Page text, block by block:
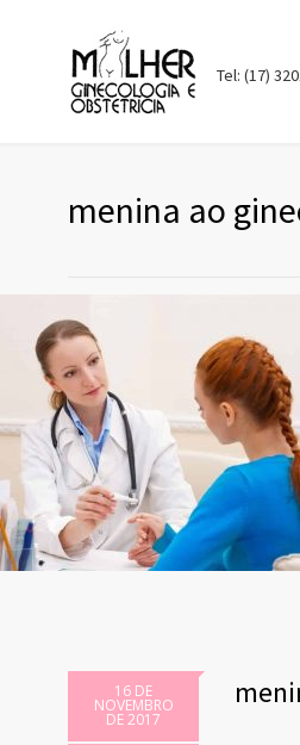
Tel: (17)
menina ao
16 DE
NOVEMBRO
DE 2017